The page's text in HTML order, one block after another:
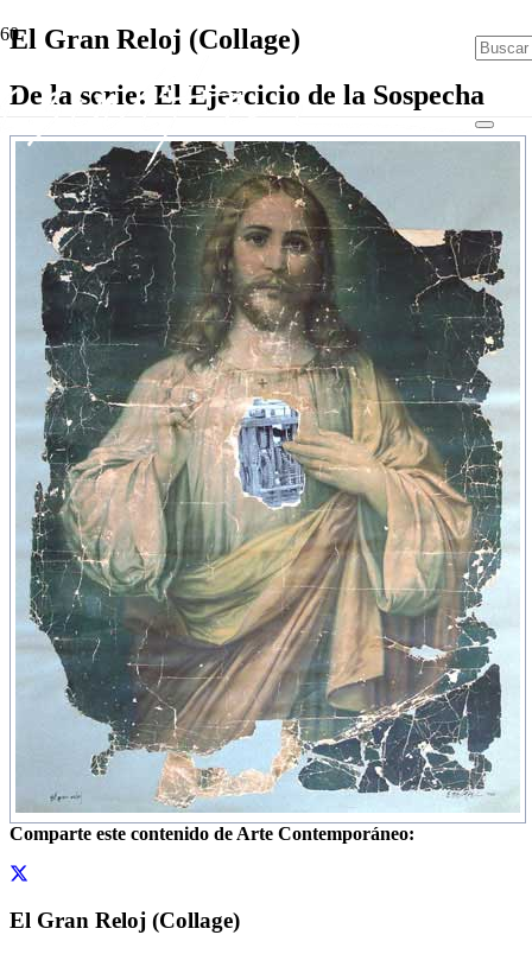
El Gran Reloj (Collage)
De la serie: El Ejercicio de la Sospecha
Comparte este contenido de Arte Contemporáneo:
El Gran Reloj (Collage)